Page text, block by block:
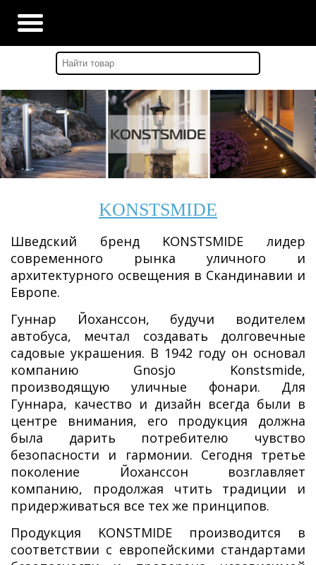
Главная
Бренды
KONSTSMIDE
Шведский бренд KONSTSMIDE лидер
современного рынка уличного и
архитектурного освещения в Скандинавии и
Европе.
Гуннар Йоханcсон, будучи водителем
автобуса, мечтал создавать долговечные
садовые украшения. В 1942 году он основал
компанию Gnosjo Konstsmide,
производящую уличные фонари. Для
Гуннара, качество и дизайн всегда были в
центре внимания, его продукция должна
была дарить потребителю чувство
безопасности и гармонии. Сегодня третье
поколение Йоханссон возглавляет
компанию, продолжая чтить традиции и
придерживаться все тех же принципов.
Продукция KONSTMIDE производится в
соответствии с европейскими стандартами